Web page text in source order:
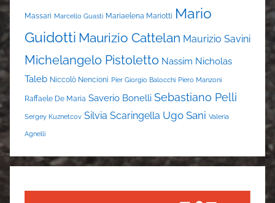
Massari Marcello Guasti Mariaelena Mariotti Mario
Guidotti Maurizio Cattelan Maurizio Savini
Michelangelo Pistoletto Nassim Nicholas
Taleb Niccolò Nencioni Pier Giorgio Balocchi Piero Manzoni
Raffaele De Maria Saverio Bonelli Sebastiano Pelli
Sergey Kuznetcov Silvia Scaringella Ugo Sani Valeria
Agnelli